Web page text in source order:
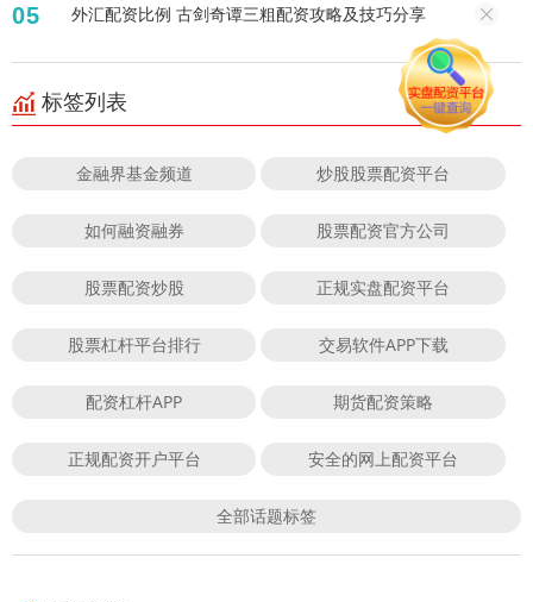
05 外汇配资比例 古剑奇谭三粗配资攻略及技巧分享
标签列表
金融界基金频道 炒股股票配资平台
如何融资融券 股票配资官方公司
股票配资炒股 正规实盘配资平台
股票杠杆平台排行 交易软件APP下载
配资杠杆APP 期货配资策略
正规配资开户平台 安全的网上配资平台
全部话题标签